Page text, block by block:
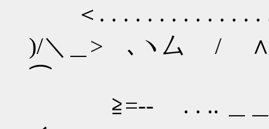
＜. . . . . . . . .
)/＼＿> ､ヽ厶 / ∧
⌒
≧=‐- . . .. ＿＿